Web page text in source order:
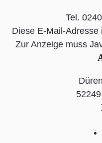
Tel.
Diese E-Mail-
Zur Anzeige muss